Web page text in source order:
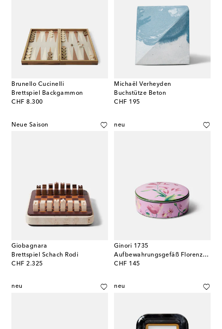
Brunello Cucinelli
Brettspiel Backgammon
CHF 8.300
original price
Michaël Verheyden
Buchstütze Beton
CHF 195
original price
Neue Saison
Giobagnara
Brettspiel Schach Rodi
CHF 2.325
original price
neu
Ginori 1735
Aufbewahrungsgefäß Florenza aus Porzellan
CHF 145
original price
neu neu